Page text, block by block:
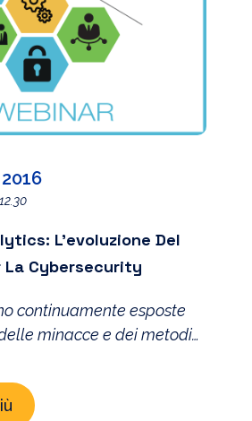
L’evoluzione Del
La Cybersecurity
continuamente esposte
minacce e dei metodi
la necessità della
che deve evolvere